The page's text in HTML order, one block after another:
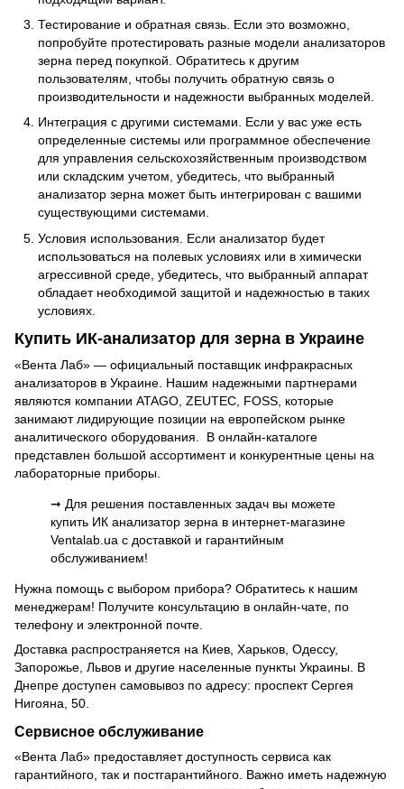
Тестирование и обратная связь. Если это возможно,
попробуйте протестировать разные модели анализаторов
зерна перед покупкой. Обратитесь к другим
пользователям, чтобы получить обратную связь о
производительности и надежности выбранных моделей.
Интеграция с другими системами. Если у вас уже есть
определенные системы или программное обеспечение
для управления сельскохозяйственным производством
или складским учетом, убедитесь, что выбранный
анализатор зерна может быть интегрирован с вашими
существующими системами.
Условия использования. Если анализатор будет
использоваться на полевых условиях или в химически
агрессивной среде, убедитесь, что выбранный аппарат
обладает необходимой защитой и надежностью в таких
условиях.
Купить ИК-анализатор для зерна в Украине
«Вента Лаб» — официальный поставщик инфракрасных
анализаторов в Украине. Нашим надежными партнерами
являются компании ATAGO, ZEUTEC, FOSS, которые
занимают лидирующие позиции на европейском рынке
аналитического оборудования. В онлайн-каталоге
представлен большой ассортимент и конкурентные цены на
лабораторные приборы.
➞ Для решения поставленных задач вы можете
купить ИК анализатор зерна в интернет-магазине
Ventalab.ua с доставкой и гарантийным
обслуживанием!
Нужна помощь с выбором прибора? Обратитесь к нашим
менеджерам! Получите консультацию в онлайн-чате, по
телефону и электронной почте.
Доставка распространяется на Киев, Харьков, Одессу,
Запорожье, Львов и другие населенные пункты Украины. В
Днепре доступен самовывоз по адресу: проспект Сергея
Нигояна, 50.
Сервисное обслуживание
«Вента Лаб» предоставляет доступность сервиса как
гарантийного, так и постгарантийного. Важно иметь надежную